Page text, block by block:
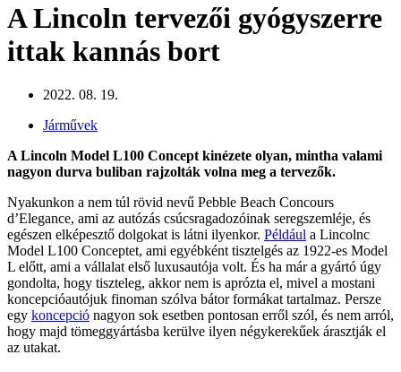
A Lincoln tervezői gyógyszerre
ittak kannás bort
2022. 08. 19.
Járművek
A Lincoln Model L100 Concept kinézete olyan, mintha valami
nagyon durva buliban rajzolták volna meg a tervezők.
Nyakunkon a nem túl rövid nevű Pebble Beach Concours
d’Elegance, ami az autózás csúcsragadozóinak seregszemléje, és
egészen elképesztő dolgokat is látni ilyenkor. Például a Lincolnc
Model L100 Conceptet, ami egyébként tisztelgés az 1922-es Model
L előtt, ami a vállalat első luxusautója volt. És ha már a gyártó úgy
gondolta, hogy tiszteleg, akkor nem is aprózta el, mivel a mostani
koncepcióautójuk finoman szólva bátor formákat tartalmaz. Persze
egy koncepció nagyon sok esetben pontosan erről szól, és nem arról,
hogy majd tömeggyártásba kerülve ilyen négykerekűek árasztják el
az utakat.